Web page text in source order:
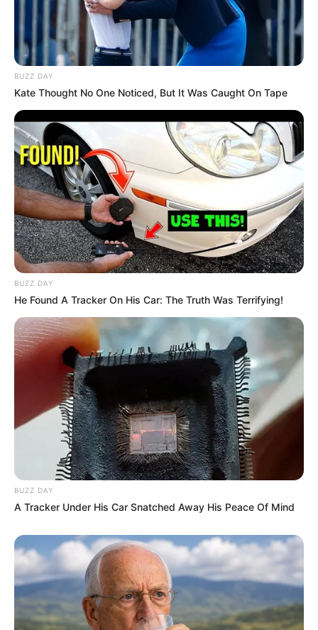
BUZZ DAY
Kate Thought No One Noticed, But It Was Caught On Tape
BUZZ DAY
He Found A Tracker On His Car: The Truth Was Terrifying!
BUZZ DAY
A Tracker Under His Car Snatched Away His Peace Of Mind